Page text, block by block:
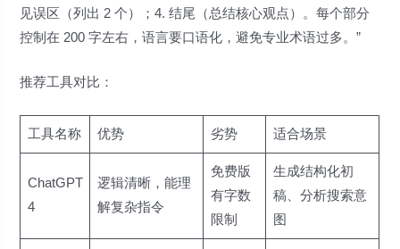
见误区（列出 2 个）；4. 结尾（总结核心观点）。每个部分
控制在 200 字左右，语言要口语化，避免专业术语过多。”
推荐工具对比：
工具名称 优势 劣势 适合场景
ChatGPT
4
逻辑清晰，能理
解复杂指令
免费版
有字数
限制
生成结构化初
稿、分析搜索意
图